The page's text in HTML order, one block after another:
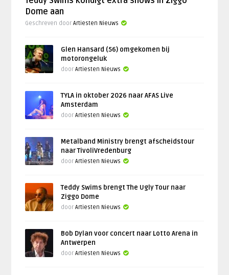
Dome aan
Geschreven doorArtiesten Nieuws
Glen Hansard (56) omgekomen bij
motorongeluk
doorArtiesten Nieuws
TYLA in oktober 2026 naar AFAS Live
Amsterdam
doorArtiesten Nieuws
Metalband Ministry brengt afscheidstour
naar TivoliVredenburg
doorArtiesten Nieuws
Teddy Swims brengt The Ugly Tour naar
Ziggo Dome
doorArtiesten Nieuws
Bob Dylan voor concert naar Lotto Arena in
Antwerpen
doorArtiesten Nieuws